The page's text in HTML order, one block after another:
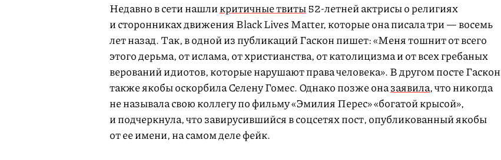
Недавно в сети нашликритичные твиты52-летней актрисы о религиях
и сторонниках движения Black Lives Matter, которые она писала три — восемь
лет назад. Так, в одной из публикаций Гаскон пишет: «Меня тошнит от всего
этого дерьма, от ислама, от христианства, от католицизма и от всех гребаных
верований идиотов, которые нарушают права человека». В другом посте Гаскон
также якобы оскорбила Селену Гомес. Однако позже оназаявила, что никогда
не называла свою коллегу по фильму «Эмилия Перес» «богатой крысой»,
и подчеркнула, что завирусившийся в соцсетях пост, опубликованный якобы
от ее имени, на самом деле фейк.